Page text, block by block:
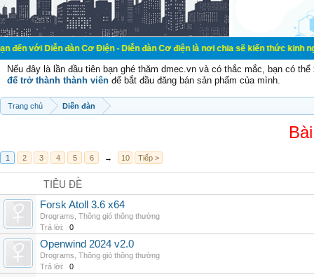
đàn Cơ Điện - Diễn đàn Cơ điện là nơi chia sẽ kiến thức kinh nghiệm
Nếu đây là lần đầu tiên bạn ghé thăm dmec.vn và có thắc mắc, bạn có
để trở thành thành viên để bắt đầu đăng bán sản phẩm của mình.
Trang chủ Diễn đàn
1 2 3 4 5 6 → 10 Tiếp >
TIÊU ĐỀ
Forsk Atoll 3.6 x64
Drograms Thông gió thông thường
Trả lời:
0
Openwind 2024 v2.0
Drograms Thông gió thông thường
Trả lời:
0